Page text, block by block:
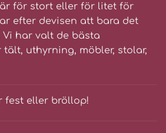
är för stort eller för litet för
efter devisen att bara det
har valt de bästa
uthyrning, möbler, stolar,
fest eller bröllop!